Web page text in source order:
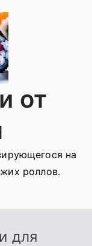
от
на
роллов.
для